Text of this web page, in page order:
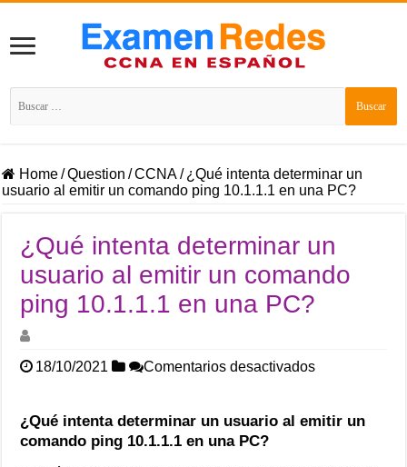
Buscar:
Home/Question /CCNA/ ¿Qué intenta determinar un
usuario al emitir un comando ping 10.1.1.1 en una PC?
¿Qué intenta determinar un
usuario al emitir un comando
ping 10.1.1.1 en una PC?
18/10/2021 Comentarios desactivadosen
determinar
un
¿Qué intenta determinar un usuario al emitir un
comando ping 10.1.1.1 en una PC?